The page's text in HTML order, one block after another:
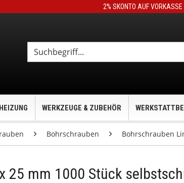
2% SKONTO AUF VORKASSE
WERKZEUGE & ZUBEHÖR
Bohrschrauben Bohrschrauben
25 mm 1000 Stück